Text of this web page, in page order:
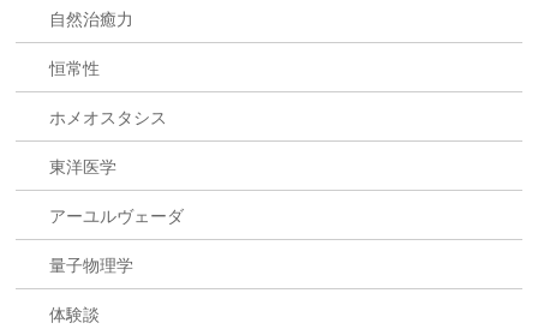
自然治癒力
恒常性
ホメオスタシス
東洋医学
アーユルヴェーダ
量子物理学
体験談